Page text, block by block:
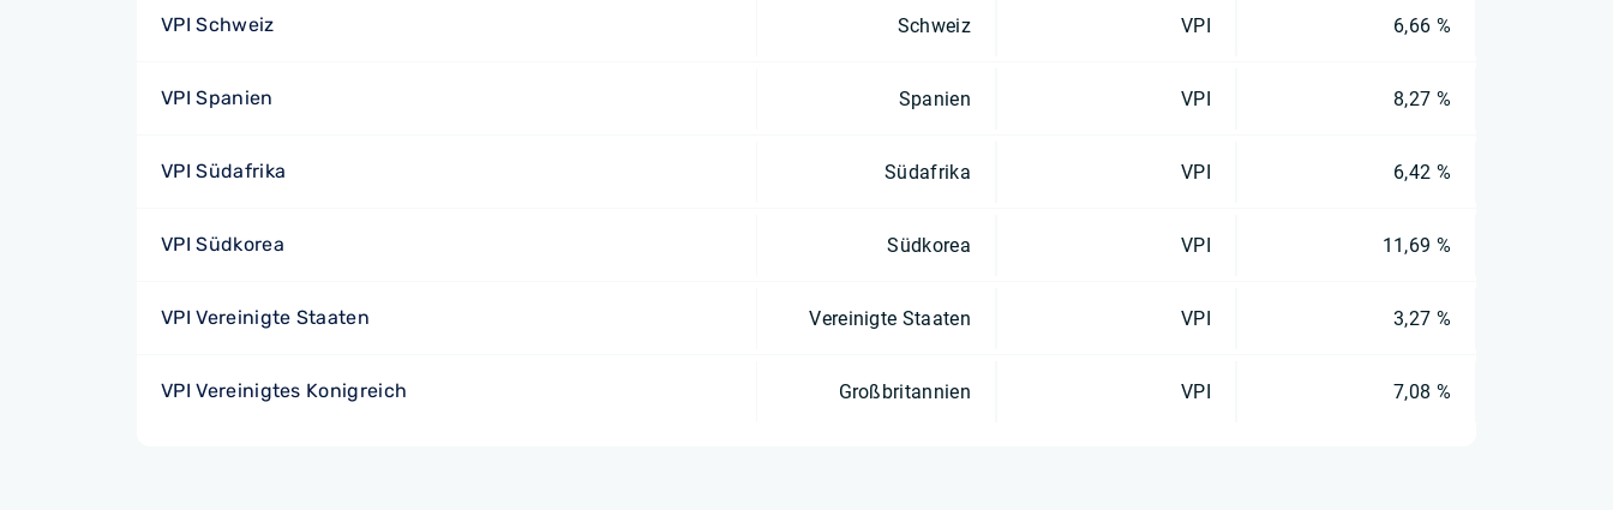
VPI Schweiz Schweiz VPI 6,66 %
VPI Spanien Spanien VPI 8,27 %
VPI Südafrika Südafrika VPI 6,42 %
VPI Südkorea Südkorea VPI 11,69 %
VPI Vereinigte Staaten Vereinigte Staaten VPI 3,27 %
VPI Vereinigtes Konigreich Großbritannien VPI 7,08 %